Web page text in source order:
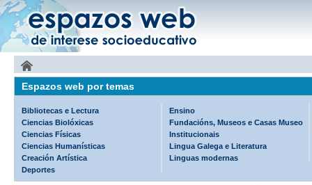
Espazos web por temas
Bibliotecas e Lectura
Ciencias Biolóxicas
Ciencias Físicas
Ciencias Humanísticas
Creación Artística
Deportes
Ensino
Fundacións, Museos e Casas Museo
Institucionais
Lingua Galega e Literatura
Linguas modernas